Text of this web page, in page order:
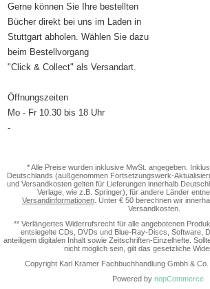
Gerne können Sie Ihre bestellten
Bücher direkt bei uns im Laden in
Stuttgart abholen. Wählen Sie dazu
beim Bestellvorgang
"Click & Collect" als Versandart.
Öffnungszeiten
Mo - Fr 10.30 bis 18 Uhr
-
* Alle Preise wurden inklusive MwSt. angegeben.
Deutschlands (außgenommen Fortsetzungswerk-
und Versandkosten gelten für Lieferungen innerhalb
Verlage, wie z.B. Springer), für andere Länder
Versandinformationen . Unter € 50 berechnen wir
Versandkosten.
** Verlängertes Widerrufsrecht für alle angebotenen
entsiegelte CDs, DVDs und Blue-Ray-Discs, Software,
anteiligem digitalen Inhalt sowie Zeitschriften-Einzelhefte.
nicht möglich sein, gilt das gesetzliche
Copyright Karl Krämer Fachbuchhandlung Gmbh & Co.
Powered by nopCommerce